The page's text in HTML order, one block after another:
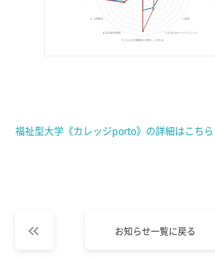
福祉型大学《カレッジporto》の詳細はこちら
お知らせ一覧に戻る